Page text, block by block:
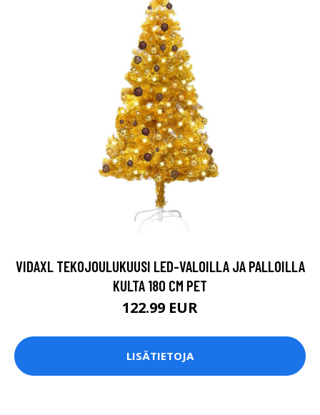
VIDAXL TEKOJOULUKUUSI LED-VALOILLA JA PALLOILLA
KULTA 180 CM PET
122.99 EUR
LISÄTIETOJA